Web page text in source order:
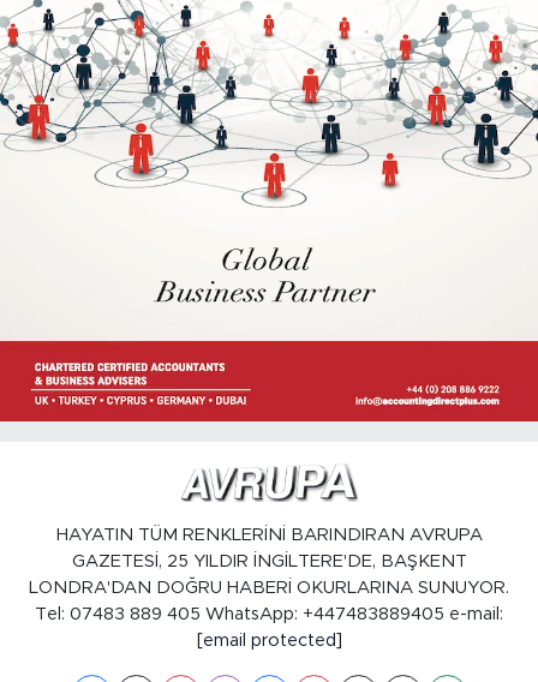
HAYATIN TÜM RENKLERİNİ BARINDIRAN AVRUPA
GAZETESİ, 25 YILDIR İNGİLTERE'DE, BAŞKENT
LONDRA'DAN DOĞRU HABERİ OKURLARINA SUNUYOR.
Tel: 07483 889 405 WhatsApp: +447483889405 e-mail:
[email protected]